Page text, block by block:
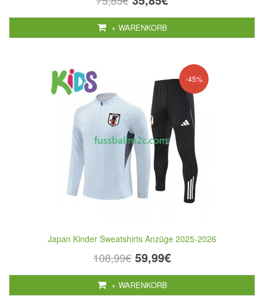
+ WARENKORB
-45%
Japan Kinder Sweatshirts Anzüge 2025-2026
108,99€ 59,99€
+ WARENKORB